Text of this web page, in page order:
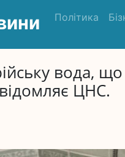
Політика
вода, що
ЦНС.